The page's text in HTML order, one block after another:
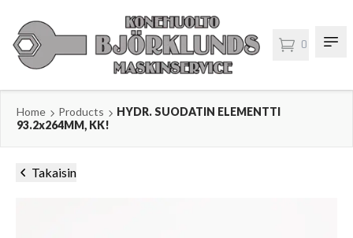
0
Home Products
HYDR. SUODATIN ELEMENTTI
93.2x264MM, KK!
Takaisin